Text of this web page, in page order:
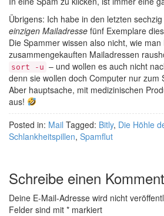
Übrigens: Ich habe in den letzten
einzigen Mailadresse fünf Exemplare
Die Spammer wissen also nicht, wie
zusammengekauften Mailadressen
sort -u – und wollen es auch nicht
denn sie wollen doch Computer nur zum
Aber hauptsache, mit medizinischen
aus!
Posted in: Mail Tagged: Bitly, Die Höhle
Schlankheitspillen, Spamflut
Schreibe einen
Deine E-Mail-Adresse wird nicht
Felder sind mit * markiert